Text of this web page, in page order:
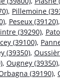
, Pillemoine
, Peseux (39120),
(39290),
(39100),
(39350),
, Ougney (39350),
(39190),